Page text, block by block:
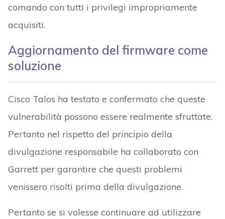
comando con tutti i privilegi impropriamente
acquisiti.
Aggiornamento del firmware come
soluzione
Cisco Talos ha testato e confermato che queste
vulnerabilità possono essere realmente sfruttate.
Pertanto nel rispetto del principio della
divulgazione responsabile ha collaborato con
Garrett per garantire che questi problemi
venissero risolti prima della divulgazione.
Pertanto se si volesse continuare ad utilizzare